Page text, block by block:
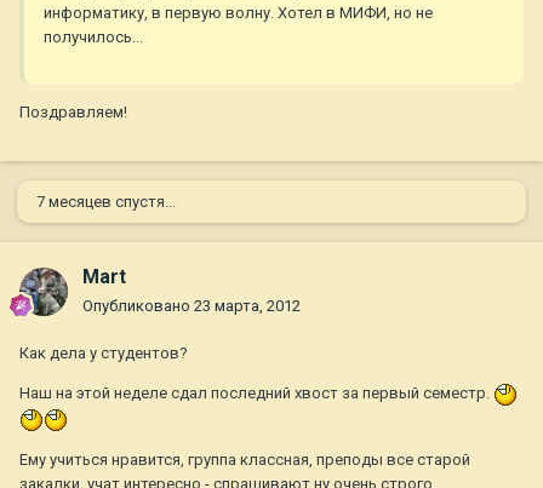
информатику, в первую волну. Хотел в МИФИ, но не
получилось...
Поздравляем!
7 месяцев спустя...
Mart
Опубликовано 23 марта, 2012
Как дела у студентов?
Наш на этой неделе сдал последний хвост за первый семестр.
Ему учиться нравится, группа классная, преподы все старой
закалки, учат интересно - спрашивают ну очень строго.